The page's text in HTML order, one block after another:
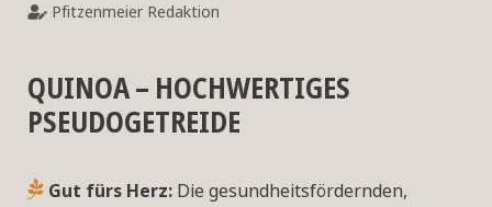
Pfitzenmeier Redaktion
QUINOA – HOCHWERTIGES
PSEUDOGETREIDE
Gut fürs Herz: Die gesundheitsfördernden,